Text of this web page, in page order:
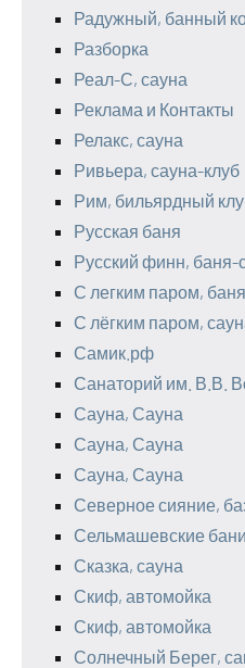
Радужный, банный
Разборка
Реал-С, сауна
Реклама и Контакты
Релакс, сауна
Ривьера, сауна-клуб
Рим, бильярдный
Русская баня
Русский финн, баня-
С легким паром, баня
С лёгким паром,
Самик.рф
Санаторий им. В.В.
Сауна, Сауна
Сауна, Сауна
Сауна, Сауна
Северное сияние,
Сельмашевские
Сказка, сауна
Скиф, автомойка
Скиф, автомойка
Солнечный Берег,